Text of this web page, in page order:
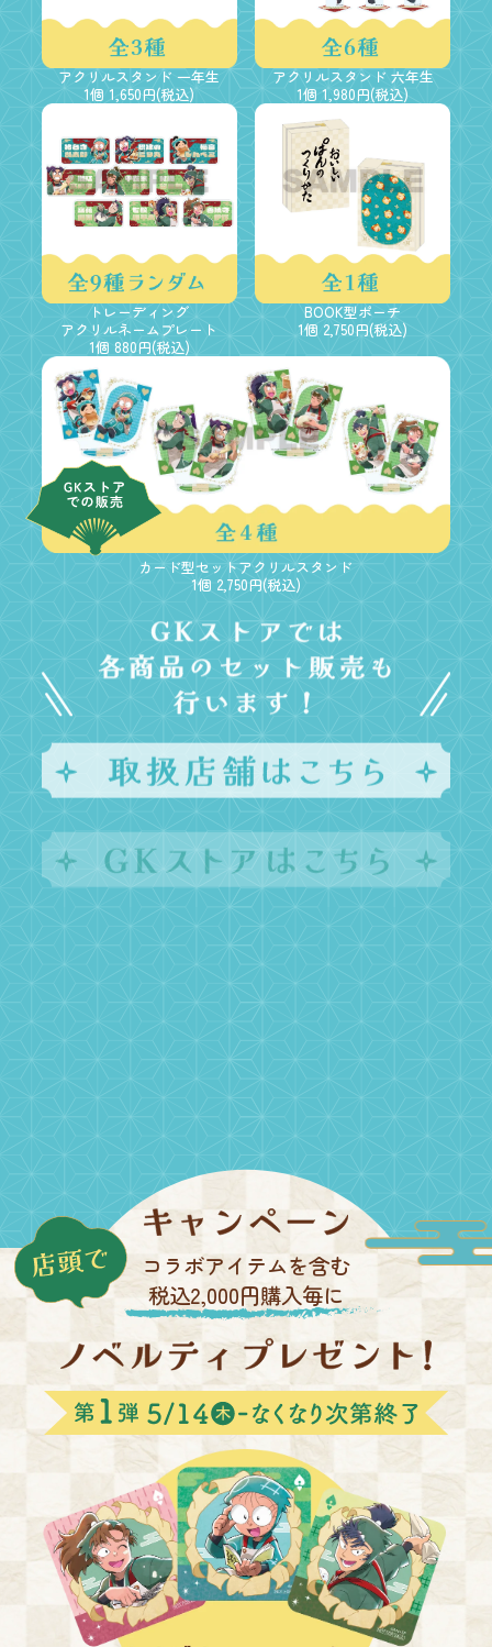
アクリルスタンド 一年生
1個 1,650円(税込)
アクリルスタンド 六年生
1個 1,980円(税込)
トレーディング
アクリルネームプレート
1個 880円(税込)
BOOK型ポーチ
1個 2,750円(税込)
カード型セットアクリルスタンド
1個 2,750円(税込)
※一部取り扱いのない店舗が異なる店舗がございます。※数量限定の
ため無くなり次第終了いたします。※「トレーディング缶バッジ」
「トレーディング2連アクリルキーホルダー」「トレーディングネー
ムプレート」はご購入時にランダムで配布いたします。デザインはお
選びいただけません。製品の特性上、同一デザインが入る場合がござ
います。※5/14(木)～5/17(日)の期間中、グッズのご購入につきまし
て、 1会計につき「トレーディング2連アクリルキーホルダー」「ト
レーディング缶バッジ」「トレーディングネームプレート」は各種5
個まで、「アクリルスタンド」は一年生・六年生あわせて合計 6個ま
で（1種につき1個まで）、「BOOK型ポーチ」は3個まで購入制限を
設けさせていただきます。※販売状況により制限数を変更・または解
除する場合がございます。※後日、一部グッズにおいて一般流通での
販売を行う場合がございます。
コラボアイテムを含む
税込2,000円購入毎に